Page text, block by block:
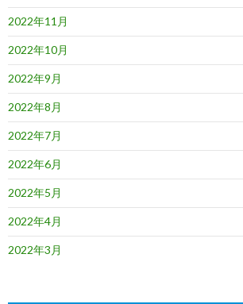
2022年11月
2022年10月
2022年9月
2022年8月
2022年7月
2022年6月
2022年5月
2022年4月
2022年3月